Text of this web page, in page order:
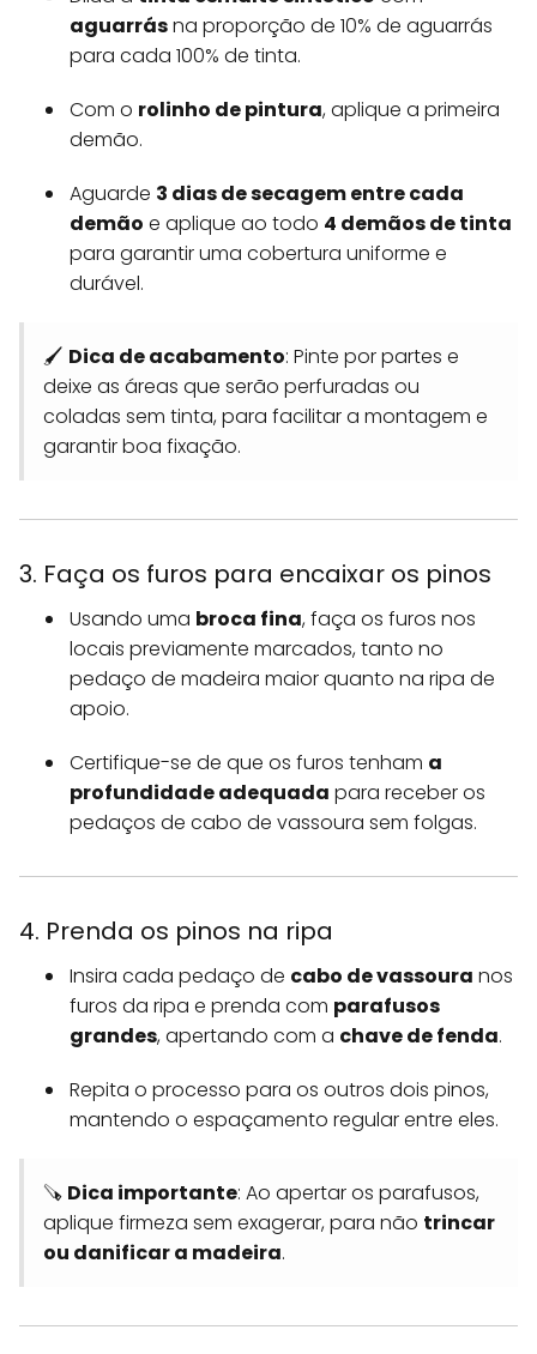
aguarrásna proporção de 10% de aguarrás
para cada 100% de tinta.
Com o rolinho de pintura, aplique a primeira
demão.
Aguarde 3 dias de secagem entre cada
demão e aplique ao todo 4 demãos de tinta
para garantir uma cobertura uniforme e
durável.
🖌️ Dica de acabamento: Pinte por partes e
deixe as áreas que serão perfuradas ou
coladas sem tinta, para facilitar a montagem e
garantir boa fixação.
3. Faça os furos para encaixar os pinos
Usando uma broca fina, faça os furos nos
locais previamente marcados, tanto no
pedaço de madeira maior quanto na ripa de
apoio.
Certifique-se de que os furos tenham a
profundidade adequada para receber os
pedaços de cabo de vassoura sem folgas.
4. Prenda os pinos na ripa
Insira cada pedaço de cabo de vassoura nos
furos da ripa e prenda com parafusos
grandes, apertando com a chave de fenda.
Repita o processo para os outros dois pinos,
mantendo o espaçamento regular entre eles.
🪚 Dica importante: Ao apertar os parafusos,
aplique firmeza sem exagerar, para não trincar
ou danificar a madeira.